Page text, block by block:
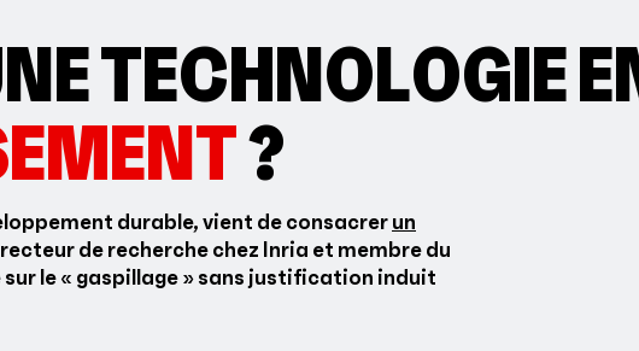
TECHNOLOGIE
?
durable, vient de consacrerun
de recherche chez Inria et membre du
le « gaspillage » sans justification induit